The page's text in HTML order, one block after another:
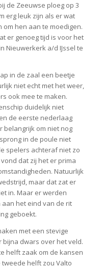
de Zeeuwse ploeg op 3
erg leuk zijn als er wat
hen aan te moedigen.
er genoeg tijd is voor het
Nieuwerkerk a/d IJssel te
in de zaal een beetje
niet echt met het weer,
ook mee te maken.
duidelijk niet
de eerste nederlaag
belangrijk om niet nog
in de poule niet
spelers achteraf niet zo
dat zij het er prima
Natuurlijk
maar dat zat er
in. Maar er werden
het eind van de rit
geboekt.
met een stevige
dwars over het veld.
helft zaak om de kansen
helft zou Valto